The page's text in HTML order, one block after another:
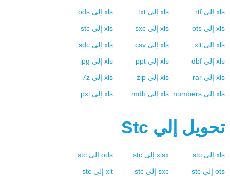
xls إلى rtf
xls إلى txt
xls إلى ods
xls إلى ots
xls إلى sxc
xls إلى stc
xls إلى xlt
xls إلى csv
xls إلى sdc
xls إلى dbf
xls إلى ppt
xls إلى jpg
xls إلى rar
xls إلى zip
xls إلى 7z
xls إلى numbers
xls إلى mdb
xls إلى pxl
تحويل إلي Stc
xls إلى stc
xlsx إلى stc
ods إلى stc
ots إلى stc
sxc إلى stc
xlt إلى stc